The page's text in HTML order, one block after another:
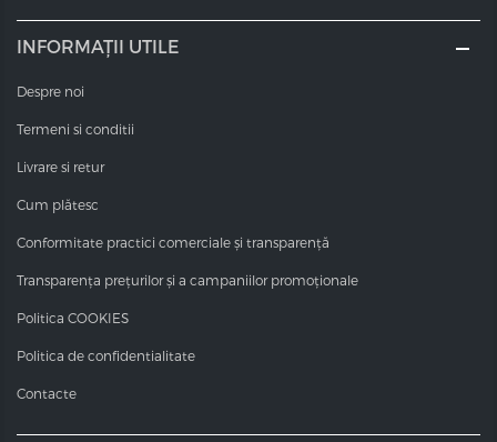
INFORMAȚII UTILE
Despre noi
Termeni si conditii
Livrare si retur
Cum plătesc
Conformitate practici comerciale și transparență
Transparența prețurilor și a campaniilor promoționale
Politica COOKIES
Politica de confidentialitate
Contacte